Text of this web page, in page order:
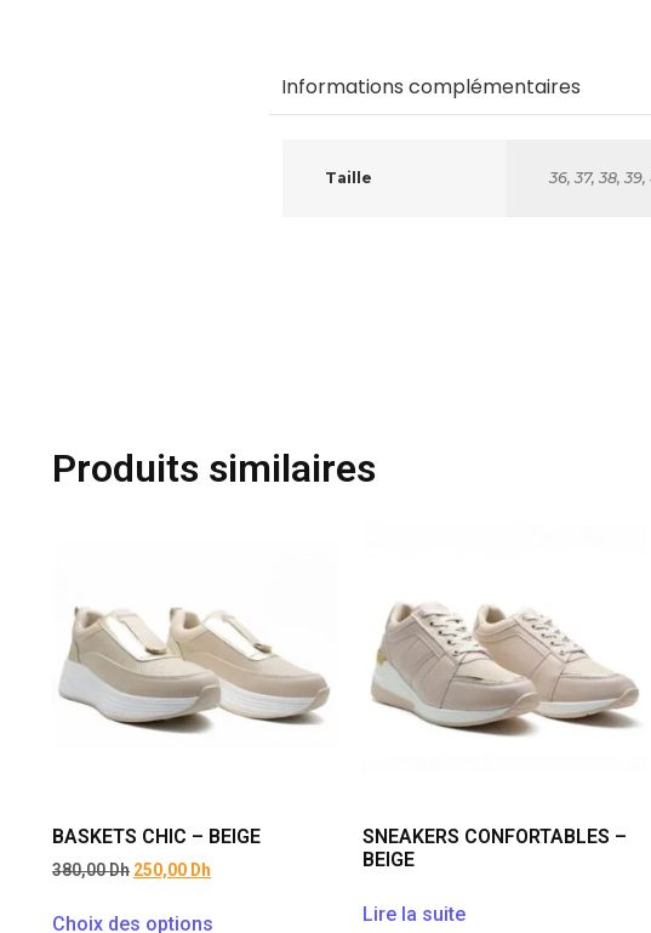
Informations complémentaires
Taille 36, 37, 38, 39,
Produits similaires
BASKETS CHIC – BEIGE
380,00Dh 250,00 Dh
Choix des options
SNEAKERS CONFORTABLES –
BEIGE
Lire la suite